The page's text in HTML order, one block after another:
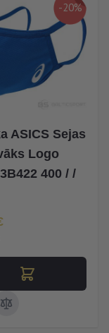
-20%
ASICS Sejas
Logo
400 / /